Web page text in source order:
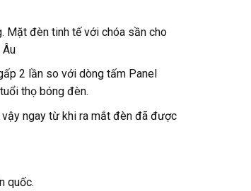
Mặt đèn tinh tế với chóa sần cho
2 lần so với dòng tấm Panel
thọ bóng đèn.
vậy ngay từ khi ra mắt đèn đã được
quốc.